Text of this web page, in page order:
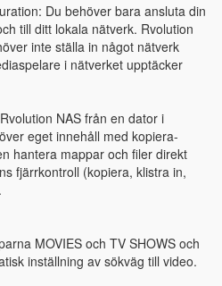
Du behöver bara ansluta din
till ditt lokala nätverk. Rvolution
inte ställa in något nätverk
i nätverket upptäcker
NAS från en dator i
eget innehåll med kopiera-
hantera mappar och filer direkt
fjärrkontroll (kopiera, klistra in,
MOVIES och TV SHOWS och
inställning av sökväg till video.